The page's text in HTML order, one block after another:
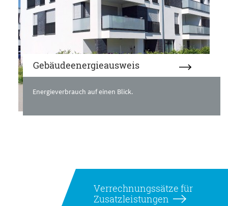
Gebäudeenergieausweis
Energieverbrauch auf einen Blick.
Verrechnungssätze für
Zusatzleistungen